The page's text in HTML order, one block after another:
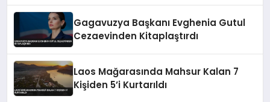
Gagavuzya Başkanı Evghenia Gutul
Cezaevinden Kitaplaştırdı
Laos Mağarasında Mahsur Kalan 7
Kişiden 5’i Kurtarıldı